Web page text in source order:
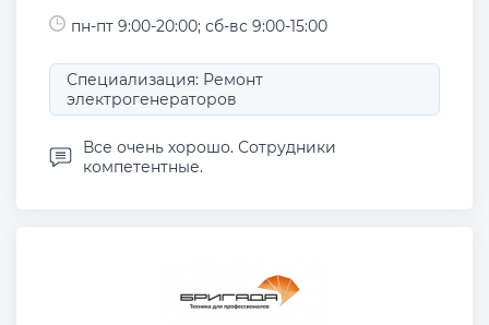
пн-пт 9:00-20:00; сб-вс 9:00-15:00
Специализация: Ремонт
электрогенераторов
Все очень хорошо. Сотрудники
компетентные.